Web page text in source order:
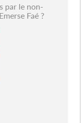
par le non-
Faé ?